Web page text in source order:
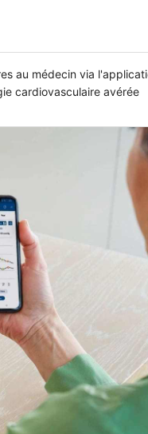
au médecin via
cardiovasculaire avérée